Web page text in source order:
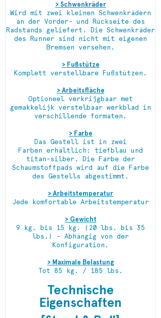
> Schwenkräder
Wird mit zwei kleinen Schwenkrädern
an der Vorder- und Rückseite des
Radstands geliefert. Die Schwenkräder
des Runner sind nicht mit eigenen
Bremsen versehen.
> Fußstütze
Komplett verstellbare Fußstützen.
> Arbeitsfläche
Optioneel verkrijgbaar met
gemakkelijk verstelbaar werkblad in
verschillende formaten.
> Farbe
Das Gestell ist in zwei
Farben erhältlich: tiefblau und
titan-silber. Die Farbe der
Schaumstoffpads wird auf die Farbe
des Gestells abgestimmt.
> Arbeitstemperatur
Jede komfortable Arbeitstemperatur
> Gewicht
9 kg. bis 15 kg. (20 lbs. bis 35
lbs.) - Abhängig von der
Konfiguration.
> Maximale Belastung
Tot 85 kg. / 185 lbs.
Technische
Eigenschaften